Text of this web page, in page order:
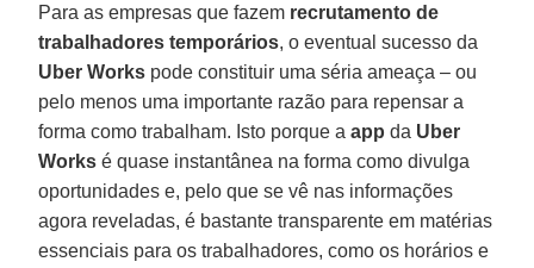
Para as empresas que fazem recrutamento de
trabalhadores temporários, o eventual sucesso da
Uber Works pode constituir uma séria ameaça – ou
pelo menos uma importante razão para repensar a
forma como trabalham. Isto porque aapp da Uber
Works é quase instantânea na forma como divulga
oportunidades e, pelo que se vê nas informações
agora reveladas, é bastante transparente em matérias
essenciais para os trabalhadores, como os horários e